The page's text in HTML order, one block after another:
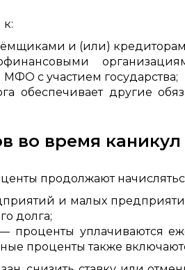
и (или)
с участием государства;
обеспечивает другие
во время каникул
продолжают
и малых
долга;
проценты уплачиваются
проценты также